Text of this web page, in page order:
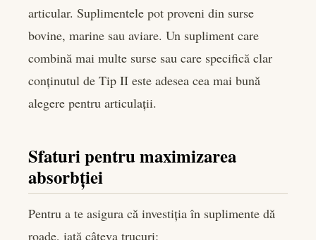
articular. Suplimentele pot proveni din surse
bovine, marine sau aviare. Un supliment care
combină mai multe surse sau care specifică clar
conținutul de Tip II este adesea cea mai bună
alegere pentru articulații.
Sfaturi pentru maximizarea
absorbției
Pentru a te asigura că investiția în suplimente dă
roade, iată câteva trucuri: